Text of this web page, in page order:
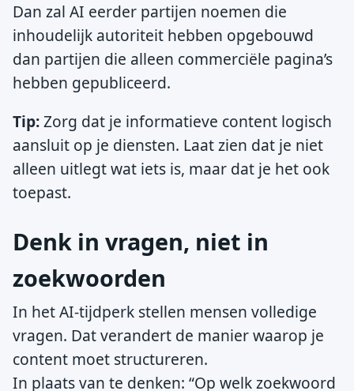
Dan zal AI eerder partijen noemen die
inhoudelijk autoriteit hebben opgebouwd
dan partijen die alleen commerciële pagina’s
hebben gepubliceerd.
Tip:Zorg dat je informatieve content logisch
aansluit op je diensten. Laat zien dat je niet
alleen uitlegt wat iets is, maar dat je het ook
toepast.
Denk in vragen, niet in
zoekwoorden
In het AI-tijdperk stellen mensen volledige
vragen. Dat verandert de manier waarop je
content moet structureren.
In plaats van te denken: “Op welk zoekwoord